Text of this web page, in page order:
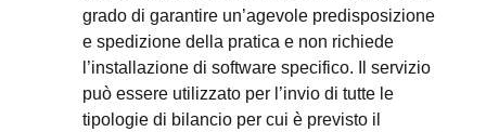
grado di garantire un’agevole predisposizione
e spedizione della pratica e non richiede
l’installazione di software specifico. Il servizio
può essere utilizzato per l’invio di tutte le
tipologie di bilancio per cui è previsto il